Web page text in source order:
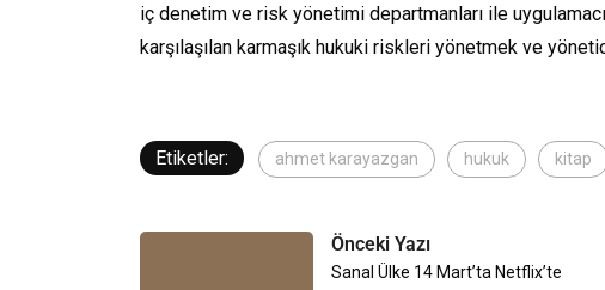
iç denetim ve risk yönetimi departmanları ile
karşılaşılan karmaşık hukuki riskleri yönetmek ve
Etiketler: ahmet karayazgan hukuk kitap
Önceki Yazı
Sanal Ülke 14 Mart’ta Netflix’te